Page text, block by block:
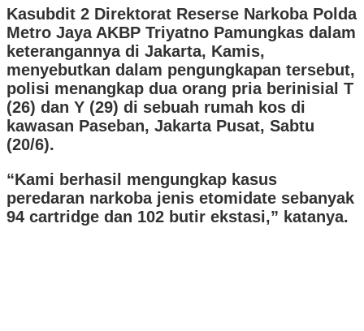
Kasubdit 2 Direktorat Reserse Narkoba Polda
Metro Jaya AKBP Triyatno Pamungkas dalam
keterangannya di Jakarta, Kamis,
menyebutkan ​dalam pengungkapan tersebut,
polisi menangkap dua orang pria berinisial T
(26) dan Y (29) di sebuah rumah kos di
kawasan Paseban, Jakarta Pusat, Sabtu
(20/6).
“Kami berhasil mengungkap kasus
peredaran narkoba jenis etomidate sebanyak
94 cartridge dan 102 butir ekstasi,” katanya.